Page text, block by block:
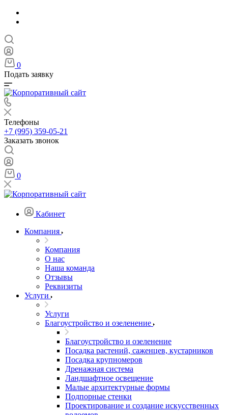
0
Подать заявку
Телефоны
+7 (995) 359-05-21
Заказать звонок
0
Кабинет
Компания
Компания
О нас
Наша команда
Отзывы
Реквизиты
Услуги
Услуги
Благоустройство и озеленение
Благоустройство и озеленение
Посадка растений, саженцев, кустарников
Посадка крупномеров
Дренажная система
Ландшафтное освещение
Малые архитектурные формы
Подпорные стенки
Проектирование и создание искусственных